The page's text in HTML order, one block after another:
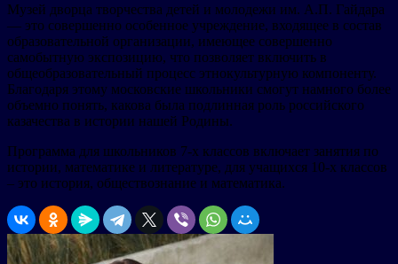
Музей дворца творчества детей и молодежи им. А.П. Гайдара
— это совершенно особенное учреждение, входящее в состав
образовательной организации, имеющее совершенно
самобытную экспозицию, что позволяет включить в
общеобразовательный процесс этнокультурную компоненту.
Благодаря этому московские школьники смогут намного более
объемно понять, какова была подлинная роль российского
казачества в истории нашей Родины.
Программа для школьников 7-х классов включает занятия по
истории, математике и литературе, для учащихся 10-х классов
– это история, обществознание и математика.